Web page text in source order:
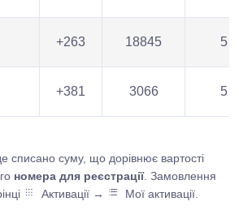
+263 18845 5
+381 3066 5
списано суму, що дорівнює вартості
номера для реєстрації. Замовлення
Активації → Мої активації.